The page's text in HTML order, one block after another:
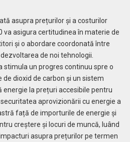
asupra prețurilor și a costurilor
va asigura certitudinea în materie de
și o abordare coordonată între
de noi tehnologii.
stimula un progres continuu spre o
dioxid de carbon și un sistem
energie la prețuri accesibile pentru
aprovizionării cu energie a
față de importurile de energie și
creștere și locuri de muncă, luând
asupra prețurilor pe termen